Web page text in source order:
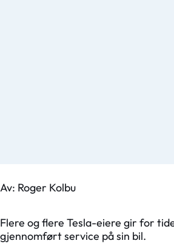
Av: Roger Kolbu
Flere og flere Tesla-eiere gir for
gjennomført service på sin bil.